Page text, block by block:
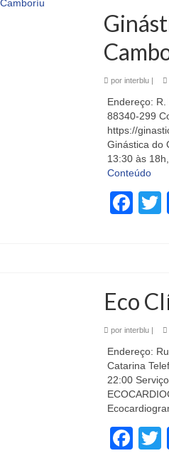
por interblu|
Endereço: R.
88340-299
https://
Ginástica do
13:30 às
Conteúdo
Eco
por interblu|
Endereço:
Catarina
22:00